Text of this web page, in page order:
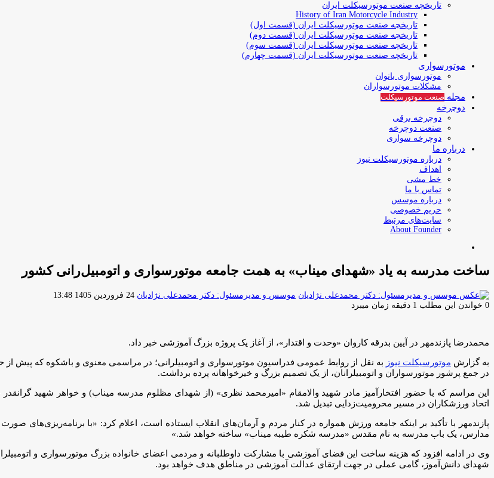
تاریخچه صنعت موتورسیکلت ایران
History of Iran Motorcycle Industry
تاریخچه صنعت موتورسیکلت ایران (قسمت اول)
تاریخچه صنعت موتورسیکلت ایران (قسمت دوم)
تاریخچه صنعت موتورسیکلت ایران (قسمت سوم)
تاریخچه صنعت موتورسیکلت ایران (قسمت چهارم)
موتورسواری
موتورسواری بانوان
مشکلات موتورسواران
مجله صنعت موتورسیکلت
دوچرخه
دوچرخه برقی
صنعت دوچرخه
دوچرخه سواری
درباره ما
درباره موتورسیکلت نیوز
اهداف
خط مشی
تماس با ما
درباره موسس
حریم خصوصی
سایت‌های مرتبط
About Founder
ساخت مدرسه به یاد «شهدای میناب» به همت جامعه موتورسواری و اتومبیل‌رانی کشور
موسس و مدیرمسئول: دکتر محمدعلی نژادیان ارسال
24 فروردین 1405 13:48
0 خواندن این مطلب 1 دقیقه زمان میبرد
محمدرضا پازندمهر در آیین بدرقه کاروان «وحدت و اقتدار»، از آغاز یک پروژه بزرگ آموزشی خبر داد.
به گزارش موتورسیکلت نیوز به نقل از روابط عمومی فدراسیون موتورسواری و اتومبیلرانی؛ در مراسمی معنوی و باشکوه که پیش از
در جمع پرشور موتورسواران و اتومبیلرانان، از یک تصمیم بزرگ و خیرخواهانه پرده برداشت.
این مراسم که با حضور افتخارآمیز مادر شهید والامقام «امیرمحمد نظری» (از شهدای مظلوم مدرسه میناب) و خواهر شهید
اتحاد ورزشکاران در مسیر محرومیت‌زدایی تبدیل شد.
پازندمهر با تأکید بر اینکه جامعه ورزش همواره در کنار مردم و آرمان‌های انقلاب ایستاده است، اعلام کرد: «با برنامه‌ریزی‌های
مدارس، یک باب مدرسه به نام مقدس «مدرسه شکره طیبه میناب» ساخته خواهد شد.»
وی در ادامه افزود که هزینه ساخت این فضای آموزشی با مشارکت داوطلبانه و مردمی اعضای خانواده بزرگ موتورسواری و
شهدای دانش‌آموز، گامی عملی در جهت ارتقای عدالت آموزشی در مناطق هدف خواهد بود.